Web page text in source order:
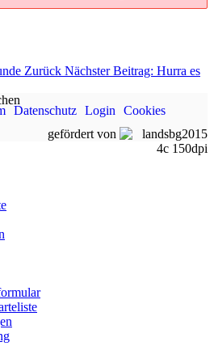
Zurück Nächster Beitrag: Hurra es
Datenschutz Login
Cookies
gefördert von